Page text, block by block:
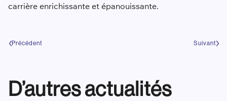
carrière enrichissante et épanouissante.
Précédent Suivant
D’autres actualités